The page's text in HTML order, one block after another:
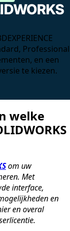
Professional
en een
te kiezen.
welke
om uw
Met
interface,
en
en overal